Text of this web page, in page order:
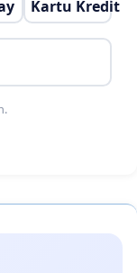
melainkan
tanpa paksaan
Kartu Kredit